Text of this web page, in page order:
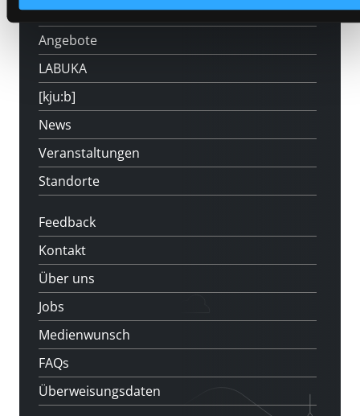
Mitgliedschaft
Angebote
LABUKA
[kju:b]
News
Veranstaltungen
Standorte
Feedback
Kontakt
Über uns
Jobs
Medienwunsch
FAQs
Überweisungsdaten